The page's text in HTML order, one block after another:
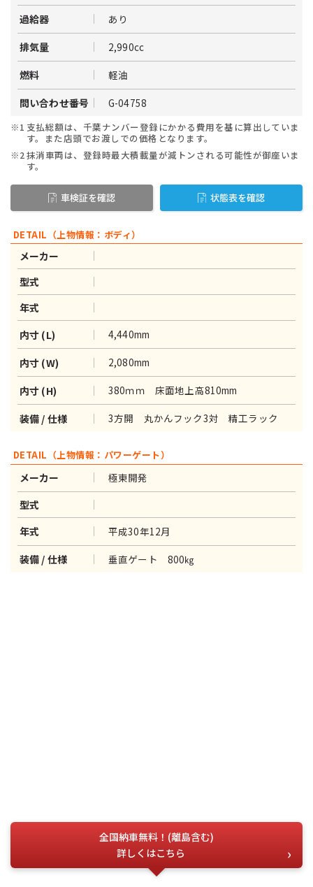
過給器 あり
排気量 2,990cc
燃料 軽油
問い合わせ番号 G-04758
※1 支払総額は、千葉ナンバー登録にかかる費用を基に算出していま
す。また店頭でお渡しでの価格となります。
※2抹消車両は、登録時最大積載量が減トンされる可能性が御座いま
す。
車検証を確認 状態表を確認
DETAIL（上物情報：ボディ）
メーカー
型式
年式
内寸 (L)
4,440mm
内寸 (W) 2,080mm
内寸 (H) 380ｍｍ 床面地上高810mm
装備 / 仕様 3方開 丸かんフック3対 精工ラック
DETAIL（上物情報：パワーゲート）
メーカー
極東開発
型式
年式
平成30年12月
装備 / 仕様 垂直ゲート 800㎏
全国納車無料！(離島含む)
詳しくはこちら